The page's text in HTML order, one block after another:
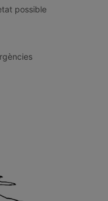
possible